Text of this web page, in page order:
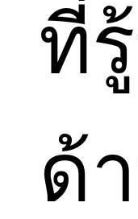
ที่
ด้